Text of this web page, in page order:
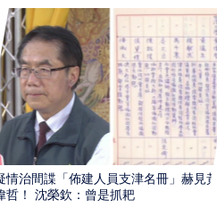
情治間諜「佈建人員支津名冊」赫見黃
哲！ 沈榮欽：曾是抓耙